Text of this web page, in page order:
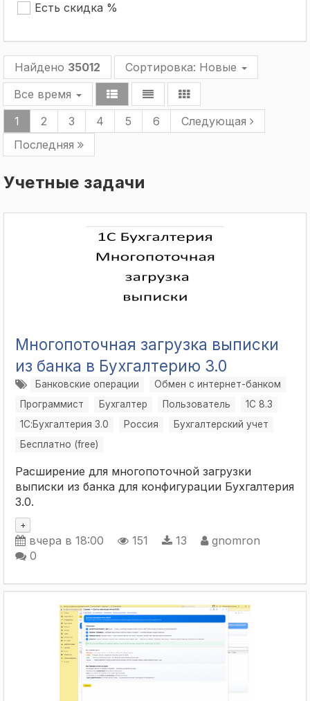
Есть скидка %
Найдено 35012 Сортировка: Новые
Все время
1
2 3 4 5 6
Следующая
Последняя
Учетные задачи
Многопоточная загрузка выписки
из банка в Бухгалтерию 3.0
Банковские операции
Обмен с интернет-банком
Программист
Бухгалтер Пользователь
1С 8.3
1С:Бухгалтерия 3.0
Россия
Бухгалтерский учет
Бесплатно (free)
Расширение для многопоточной загрузки
выписки из банка для конфигурации Бухгалтерия
3.0.
+
вчера в 18:00 151 13
gnomron
0